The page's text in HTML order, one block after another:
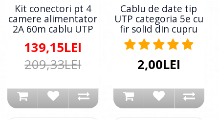
Kit conectori pt 4
camere alimentator
2A 60m cablu UTP
139,15LEI
209,33LEI
Cablu de date tip
UTP categoria 5e cu
fir solid din cupru
2,00LEI